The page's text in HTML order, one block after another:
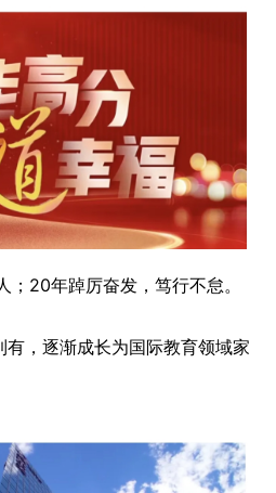
20年踔厉奋发，笃行不怠。
有，逐渐成长为国际教育领域家